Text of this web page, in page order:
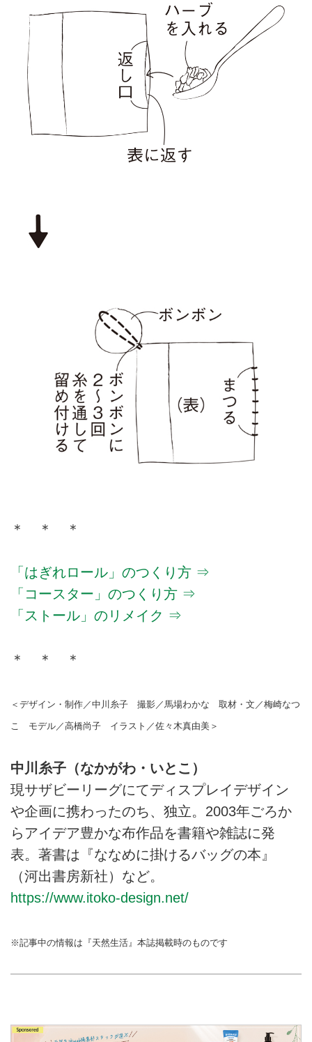
＊ ＊ ＊
「はぎれロール」のつくり方 ⇒
「コースター」のつくり方 ⇒
「ストール」のリメイク ⇒
＊ ＊ ＊
＜デザイン・制作／中川糸子 撮影／馬場わかな 取材・文／梅崎なつ
こ モデル／高橋尚子 イラスト／佐々木真由美＞
中川糸子（なかがわ・いとこ）
現サザビーリーグにてディスプレイデザイン
や企画に携わったのち、独立。2003年ごろか
らアイデア豊かな布作品を書籍や雑誌に発
表。著書は『ななめに掛けるバッグの本』
（河出書房新社）など。
https://www.itoko-design.net/
※記事中の情報は『天然生活』本誌掲載時のものです